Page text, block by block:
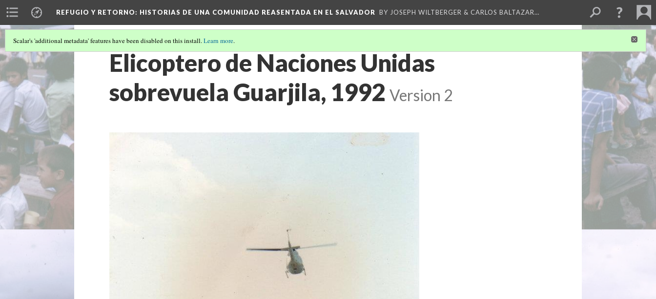
REFUGIO Y RETORNO: HISTORIAS DE UNA COMUNIDAD REASENTADA EN EL SALVADOR BY JOSEPH WILTBERGER & CARLOS BALTAZAR…
Scalar's 'additional metadata' features have been disabled on this install.Learn more.
Elicoptero de Naciones Unidas
sobrevuela Guarjila, 1992 Version 2